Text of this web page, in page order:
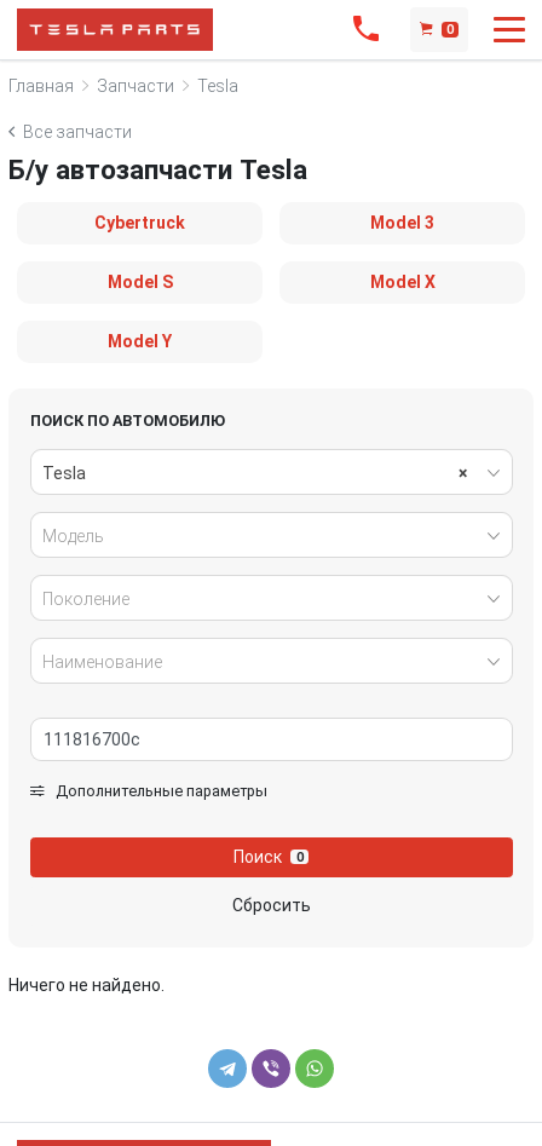
0
Главная Запчасти Tesla
Все запчасти
Б/у автозапчасти Tesla
Cybertruck Model 3
Model S Model X
Model Y
ПОИСК ПО АВТОМОБИЛЮ
×
Tesla
Модель
Поколение
Наименование
Дополнительные параметры
Поиск 0
Сбросить
Ничего не найдено.